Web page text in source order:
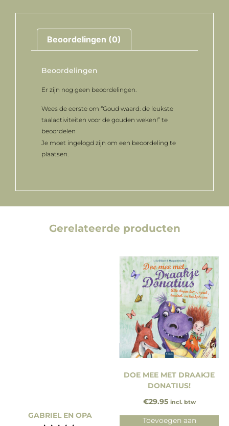
Beoordelingen (0)
Beoordelingen
Er zijn nog geen beoordelingen.
Wees de eerste om “Goud waard: de leukste
taalactiviteiten voor de gouden weken!” te
beoordelen
Je moet ingelogd zijn om een beoordeling te
plaatsen.
Gerelateerde producten
GABRIEL EN OPA
DOE MEE MET DRAAKJE
DONATIUS!
€29.95 incl. btw
Toevoegen aan